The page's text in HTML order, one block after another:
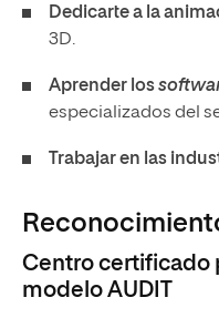
Dedicarte a la
3D.
Aprender los
especializados del
Trabajar en las
Centro certificado
modelo AUDIT